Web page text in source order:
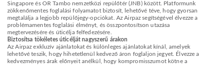
Singapore és OR Tambo nemzetközi repülőtér (JNB) között. Platformunk
zökkenőmentes foglalási folyamatot biztosít, lehetővé téve, hogy gyorsan
megtalálja a legjobb repülőjegy-opciókat. Az Airpaz segítségével élvezze a
problémamentes foglalási élményt, és összpontosítson utazása
megtervezésére és úticélja felfedezésére.
Biztosítsa tökéletes úticélját nagyszerű árakon
Az Airpaz exkluzív ajánlatokat és különleges ajánlatokat kínál, amelyek
lehetővé teszik, hogy hihetetlenül kedvező áron foglaljon jegyet. Élvezze a
kedvezményes árak előnyeit anélkül, hogy kompromisszumot kötne a